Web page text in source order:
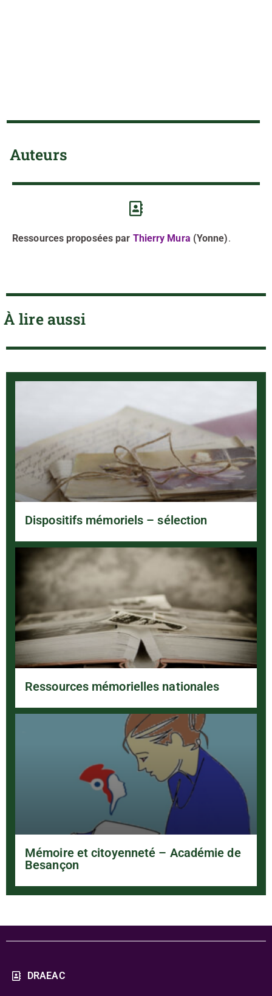
Auteurs
Ressources proposées par Thierry Mura (Yonne).
À lire aussi
Dispositifs mémoriels – sélection
Ressources mémorielles nationales
Mémoire et citoyenneté – Académie de
Besançon
DRAEAC